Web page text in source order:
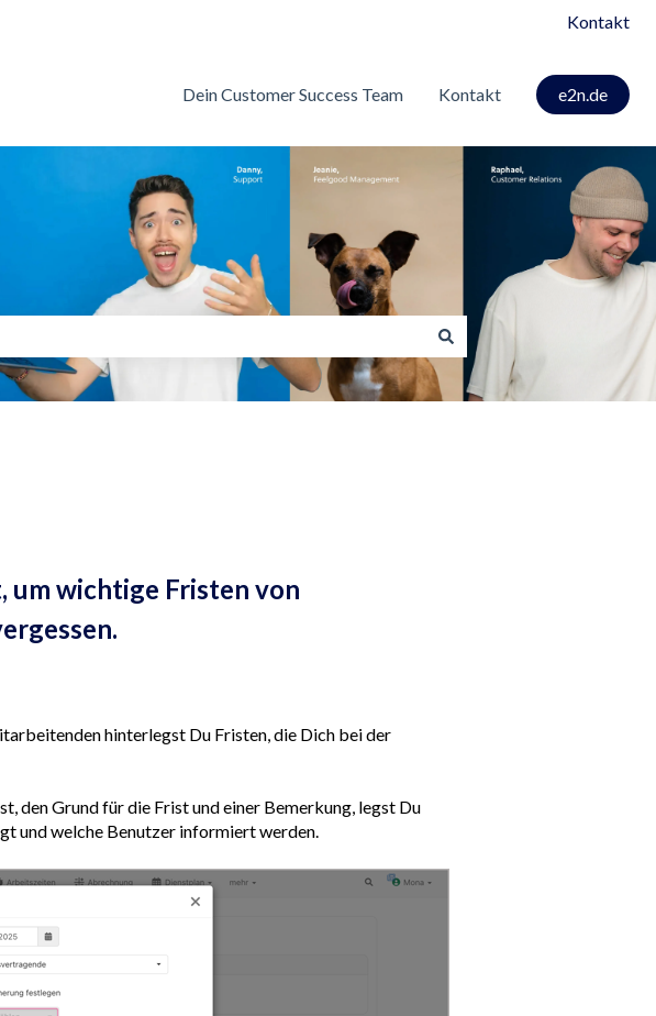
Kontakt
Dein Customer Success Team Kontakt e2n.de
um wichtige Fristen von
hinterlegst Du Fristen, die Dich bei der
den Grund für die Frist und einer Bemerkung, legst Du
und welche Benutzer informiert werden.